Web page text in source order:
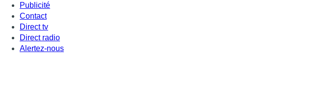
Publicité
Contact
Direct tv
Direct radio
Alertez-nous